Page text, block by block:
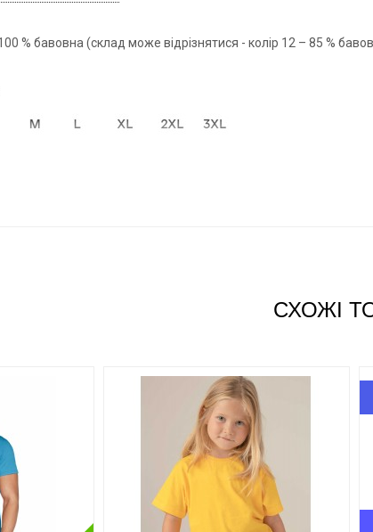
% бавовна (склад може відрізнятися - колір 12 – 85 %
СХОЖІ